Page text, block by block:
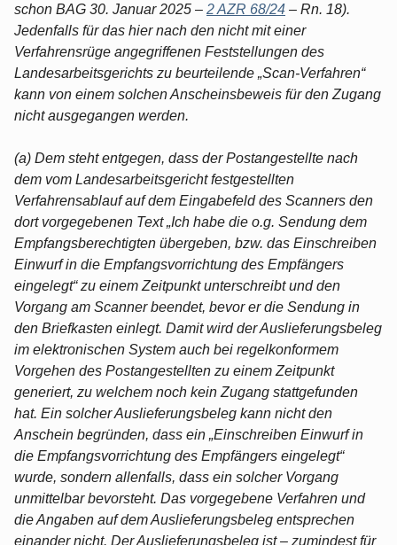
schon BAG 30. Januar 2025 – 2 AZR 68/24 – Rn. 18).
Jedenfalls für das hier nach den nicht mit einer
Verfahrensrüge angegriffenen Feststellungen des
Landesarbeitsgerichts zu beurteilende „Scan-Verfahren“
kann von einem solchen Anscheinsbeweis für den Zugang
nicht ausgegangen werden.
(a) Dem steht entgegen, dass der Postangestellte nach
dem vom Landesarbeitsgericht festgestellten
Verfahrensablauf auf dem Eingabefeld des Scanners den
dort vorgegebenen Text „Ich habe die o.g. Sendung dem
Empfangsberechtigten übergeben, bzw. das Einschreiben
Einwurf in die Empfangsvorrichtung des Empfängers
eingelegt“ zu einem Zeitpunkt unterschreibt und den
Vorgang am Scanner beendet, bevor er die Sendung in
den Briefkasten einlegt. Damit wird der Auslieferungsbeleg
im elektronischen System auch bei regelkonformem
Vorgehen des Postangestellten zu einem Zeitpunkt
generiert, zu welchem noch kein Zugang stattgefunden
hat. Ein solcher Auslieferungsbeleg kann nicht den
Anschein begründen, dass ein „Einschreiben Einwurf in
die Empfangsvorrichtung des Empfängers eingelegt“
wurde, sondern allenfalls, dass ein solcher Vorgang
unmittelbar bevorsteht. Das vorgegebene Verfahren und
die Angaben auf dem Auslieferungsbeleg entsprechen
einander nicht. Der Auslieferungsbeleg ist – zumindest für